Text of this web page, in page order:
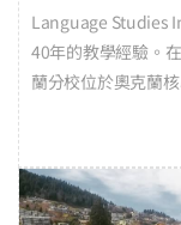
Language Studies
40年的教學經驗。
蘭分校位於奧克蘭